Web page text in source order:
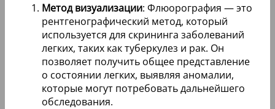
Метод визуализации: Флюорография — это
рентгенографический метод, который
используется для скрининга заболеваний
легких, таких как туберкулез и рак. Он
позволяет получить общее представление
о состоянии легких, выявляя аномалии,
которые могут потребовать дальнейшего
обследования.